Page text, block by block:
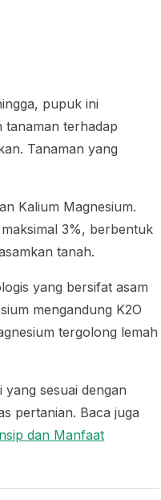
pupuk ini
tanaman terhadap
Tanaman yang
Kalium Magnesium.
3%, berbentuk
tanah.
yang bersifat asam
mengandung K2O
tergolong lemah
sesuai dengan
pertanian. Baca juga
dan Manfaat